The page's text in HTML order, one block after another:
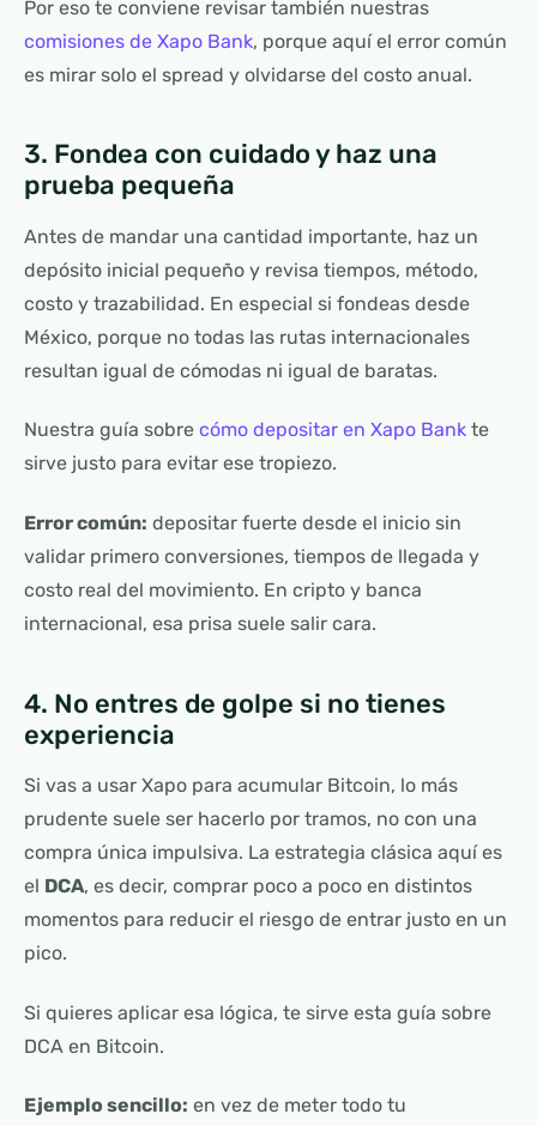
Por eso te conviene revisar también nuestras
comisiones de Xapo Bank, porque aquí el error común
es mirar solo el spread y olvidarse del costo anual.
3. Fondea con cuidado y haz una
prueba pequeña
Antes de mandar una cantidad importante, haz un
depósito inicial pequeño y revisa tiempos, método,
costo y trazabilidad. En especial si fondeas desde
México, porque no todas las rutas internacionales
resultan igual de cómodas ni igual de baratas.
Nuestra guía sobre cómo depositar en Xapo Bank te
sirve justo para evitar ese tropiezo.
Error común: depositar fuerte desde el inicio sin
validar primero conversiones, tiempos de llegada y
costo real del movimiento. En cripto y banca
internacional, esa prisa suele salir cara.
4. No entres de golpe si no tienes
experiencia
Si vas a usar Xapo para acumular Bitcoin, lo más
prudente suele ser hacerlo por tramos, no con una
compra única impulsiva. La estrategia clásica aquí es
el DCA, es decir, comprar poco a poco en distintos
momentos para reducir el riesgo de entrar justo en un
pico.
Si quieres aplicar esa lógica, te sirve esta guía sobre
DCA en Bitcoin.
Ejemplo sencillo: en vez de meter todo tu